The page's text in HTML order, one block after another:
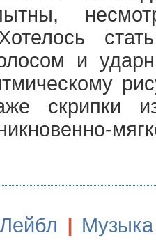
и
скрипки
Лейбл | Музыка